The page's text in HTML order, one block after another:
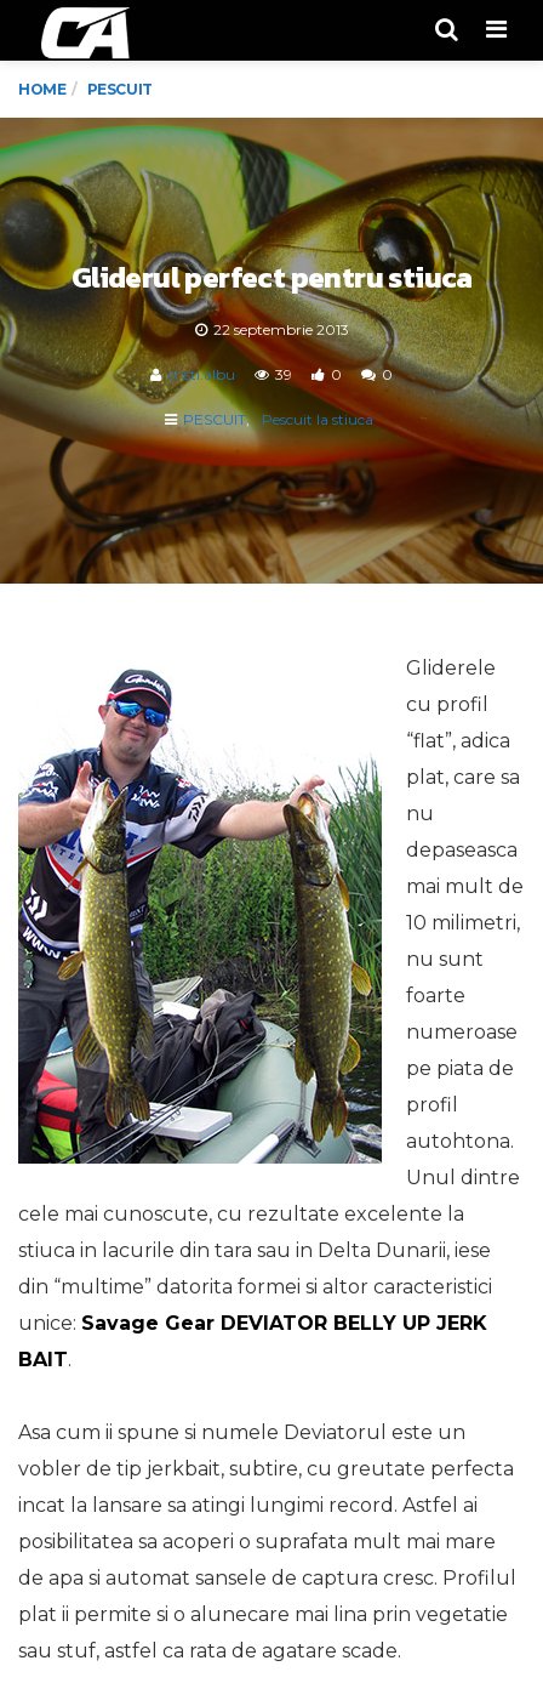
HOME PESCUIT
Gliderul perfect pentru stiuca
22 septembrie 2013
cristi.albu 39 0 0
PESCUIT Pescuit la stiuca
Gliderele
cu profil
“flat”, adica
plat, care sa
nu
depaseasca
mai mult de
10 milimetri,
nu sunt
foarte
numeroase
pe piata de
profil
autohtona.
Unul dintre
cele mai cunoscute, cu rezultate excelente la
stiuca in lacurile din tara sau in Delta Dunarii, iese
din “multime” datorita formei si altor caracteristici
unice: Savage Gear DEVIATOR BELLY UP JERK
BAIT.
Asa cum ii spune si numele Deviatorul este un
vobler de tip jerkbait, subtire, cu greutate perfecta
incat la lansare sa atingi lungimi record. Astfel ai
posibilitatea sa acoperi o suprafata mult mai mare
de apa si automat sansele de captura cresc. Profilul
plat ii permite si o alunecare mai lina prin vegetatie
sau stuf, astfel ca rata de agatare scade.